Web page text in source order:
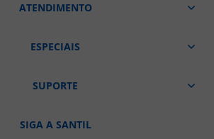
ATENDIMENTO
ESPECIAIS
SUPORTE
SIGA A SANTIL